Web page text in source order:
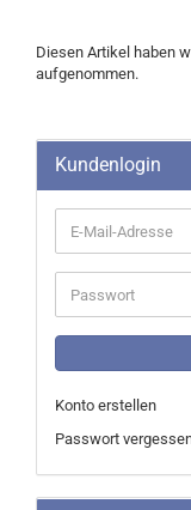
Diesen Artikel haben
aufgenommen.
Kundenlogin
E-
Mail-
Adresse
Passwort
Konto erstellen
Passwort